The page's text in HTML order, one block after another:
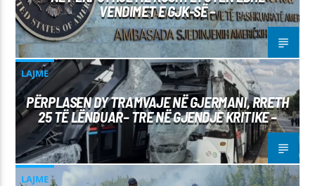
VENDIMET E GJK-SË –
LAJME
PËRPLASEN DY TRAMVAJE NË GJERMANI, RRETH
25 TË LËNDUAR– TRE NË GJENDJE KRITIKE –
LAJME